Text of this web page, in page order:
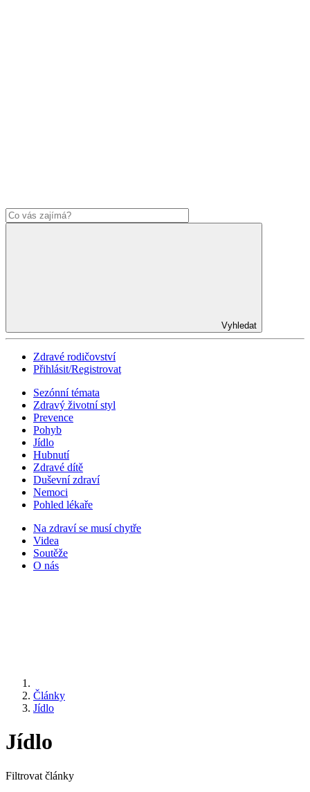
Vyhledat
Zdravé rodičovství
Přihlásit/Registrovat
Sezónní témata
Zdravý životní styl
Prevence
Pohyb
Jídlo
Hubnutí
Zdravé dítě
Duševní zdraví
Nemoci
Pohled lékaře
Na zdraví se musí chytře
Videa
Soutěže
O nás
Články
Jídlo
Jídlo
Filtrovat články